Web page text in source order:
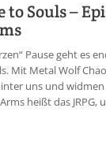
Souls –
Pause geht es
Mit Metal Wolf
uns und
heißt das JRPG,